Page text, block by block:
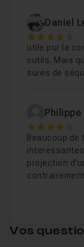
Chapitre 6 :
Chapitre 7 :
Chapitre 8 :
Chapitre 9 :
Daniel
4
utile pur la
outils. Mais
suivis de
4
Beaucoup de
projection
Vos